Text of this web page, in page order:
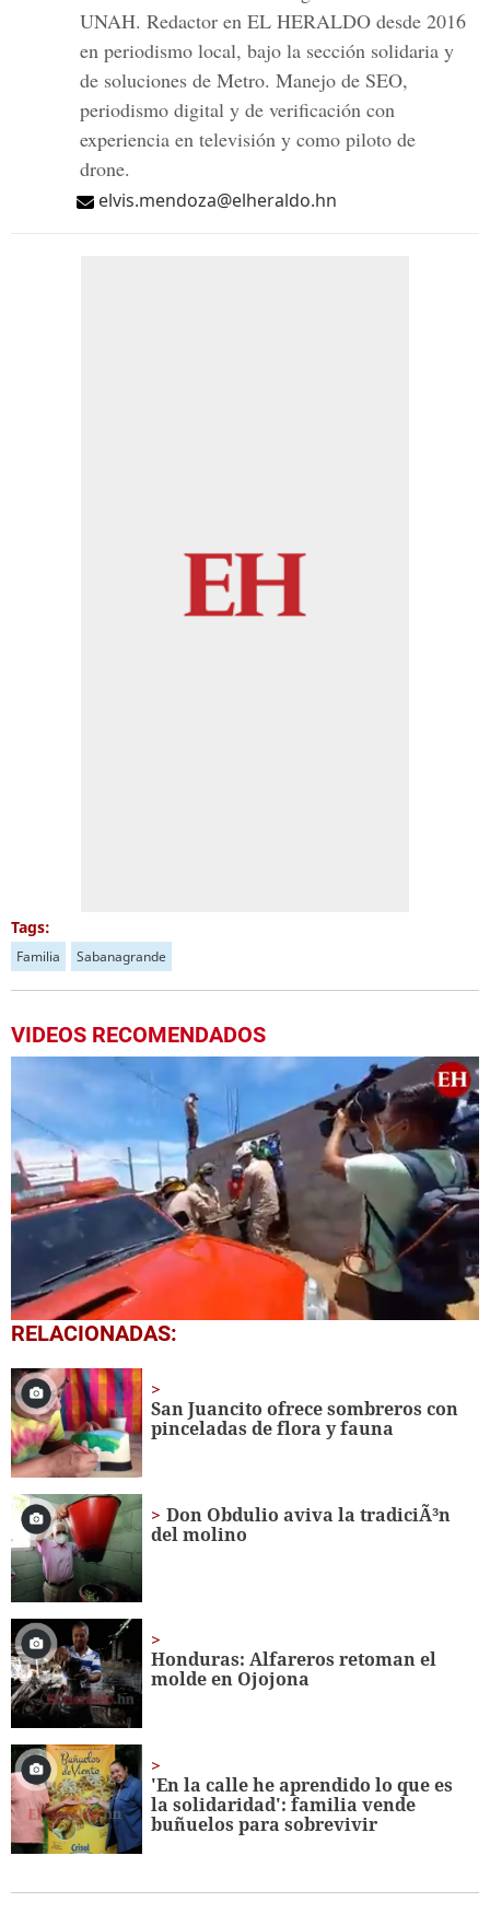
UNAH. Redactor en EL HERALDO desde 2016
en periodismo local, bajo la sección solidaria y
de soluciones de Metro. Manejo de SEO,
periodismo digital y de verificación con
experiencia en televisión y como piloto de
drone.
elvis.mendoza@elheraldo.hn
Tags:
Familia Sabanagrande
VIDEOS RECOMENDADOS
0
of
minutes,
31
seconds
RELACIONADAS:
San Juancito ofrece sombreros con
pinceladas de flora y fauna
Don Obdulio aviva la tradiciÃ³n
del molino
Honduras: Alfareros retoman el
molde en Ojojona
'En la calle he aprendido lo que es
la solidaridad': familia vende
buñuelos para sobrevivir